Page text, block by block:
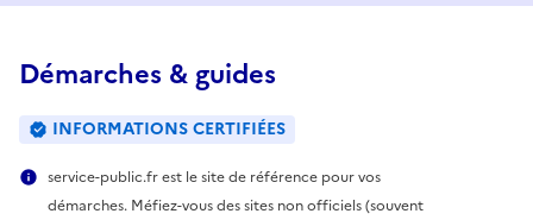
Démarches & guides
INFORMATIONS CERTIFIÉES
service-public.fr est le site de référence pour vos
démarches. Méfiez-vous des sites non officiels (souvent